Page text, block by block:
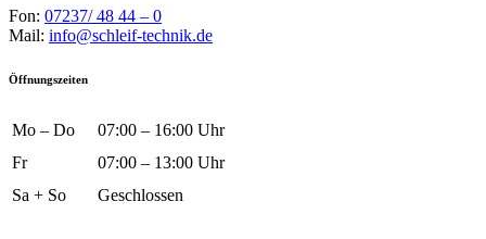
Fon: 07237/ 48 44 – 0
Mail: info@schleif-technik.de
Öffnungszeiten
Mo – Do
07:00 – 16:00 Uhr
Fr
07:00 – 13:00 Uhr
Sa + So
Geschlossen